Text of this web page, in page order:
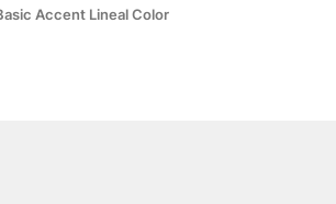
Accent Lineal Color